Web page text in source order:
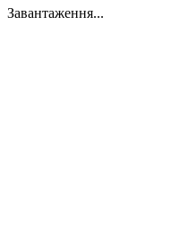
Завантаження...